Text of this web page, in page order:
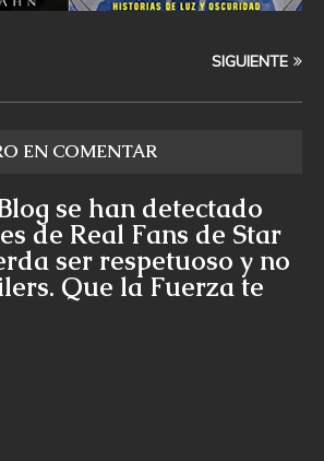
SIGUIENTE
EN COMENTAR
se han detectado
de Real Fans de Star
ser respetuoso y no
Que la Fuerza te